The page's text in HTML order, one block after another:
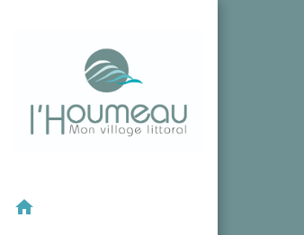
home